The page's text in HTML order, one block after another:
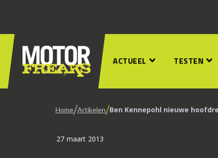
ACTUEEL TESTEN
Home/Artikelen/Ben Kennepohl nieuwe
27 maart 2013